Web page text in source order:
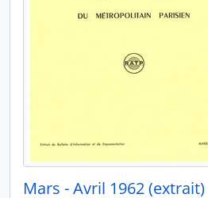
Mars - Avril 1962 (extrait)